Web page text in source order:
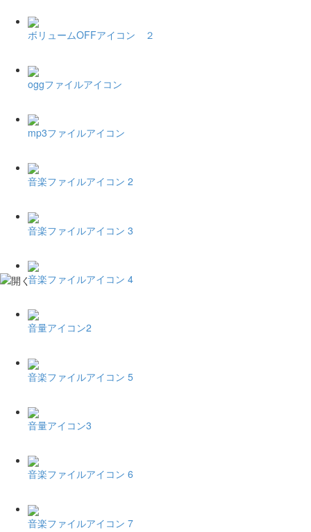
ボリュームOFFアイコン ２
oggファイルアイコン
mp3ファイルアイコン
音楽ファイルアイコン 2
音楽ファイルアイコン 3
音楽ファイルアイコン 4
音量アイコン2
音楽ファイルアイコン 5
音量アイコン3
音楽ファイルアイコン 6
音楽ファイルアイコン 7